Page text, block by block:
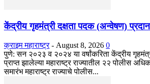
केंद्रीय गृहमंत्री दक्षता पदक (अन्वेषण)
क्राइम महाराष्ट्र - August 8, 2026 0
​पुणे: सन २०२३ व २०२४ या वर्षांकरिता केंद्रीय
प्राप्त झालेल्या महाराष्ट्र राज्यातील २२ पोलीस
समारंभ महाराष्ट्र राज्याचे पोलीस...